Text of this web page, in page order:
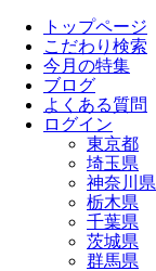
トップページ
こだわり検索
今月の特集
ブログ
よくある質問
ログイン
東京都
埼玉県
神奈川県
栃木県
千葉県
茨城県
群馬県